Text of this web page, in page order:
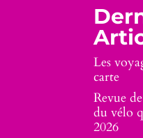
Les
carte
Revue
du vélo
2026